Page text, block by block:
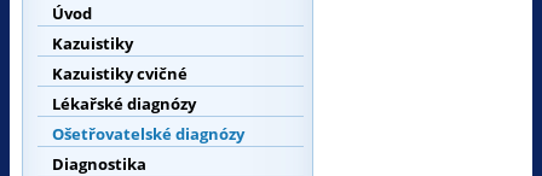
Úvod
Kazuistiky
Kazuistiky cvičné
Lékařské diagnózy
Ošetřovatelské diagnózy
Diagnostika